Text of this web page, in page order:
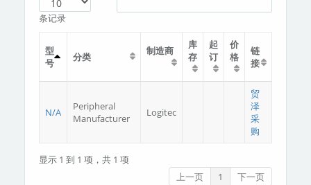
条记录
型
号
分类 制造商
库
存
起
订
价
格
链
接
N/A
Peripheral
Manufacturer
Logitec
贸
泽
采
购
显示 1 到 1 项，共 1 项
上一页
1 下一页